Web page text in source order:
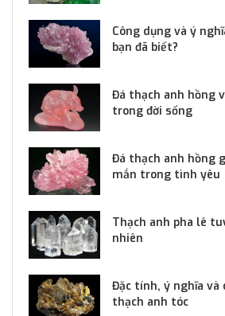
Công dụng và ý
bạn đã biết?
Đá thạch anh hồng
trong đời sống
Đá thạch anh hồng
mắn trong tình yêu
Thạch anh pha lê
nhiên
Đặc tính, ý nghĩa và
thạch anh tóc